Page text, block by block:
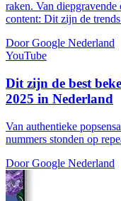
raken. Van
content: Dit zijn de
Door Google Nederland
YouTube
Dit zijn de best
2025 in Nederland
Van authentieke
nummers stonden op
Door Google Nederland